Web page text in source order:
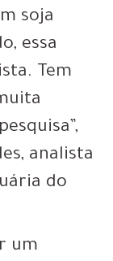
soja
essa
Tem
analista
do
um